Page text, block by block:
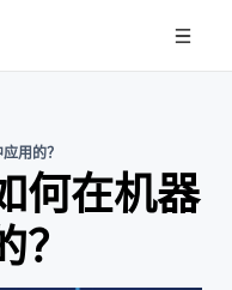
用的？
何在机器